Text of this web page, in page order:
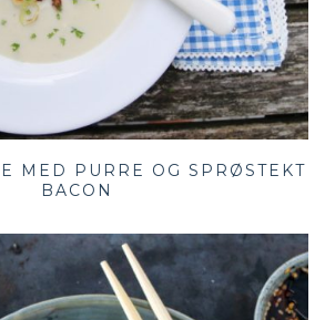
MED PURRE OG SPRØSTEKT
BACON